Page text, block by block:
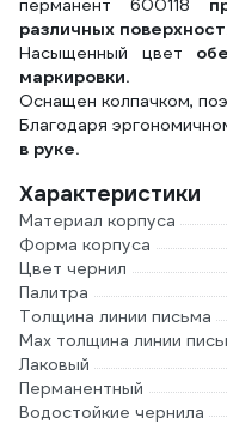
перманент 600118
различных
Насыщенный цвет
маркировки.
Оснащен колпачком,
Благодаря
в руке.
Характеристики
Материал корпуса
Форма корпуса
Цвет чернил
Палитра
Толщина линии письма
Мах толщина линии
Лаковый
Перманентный
Водостойкие чернила